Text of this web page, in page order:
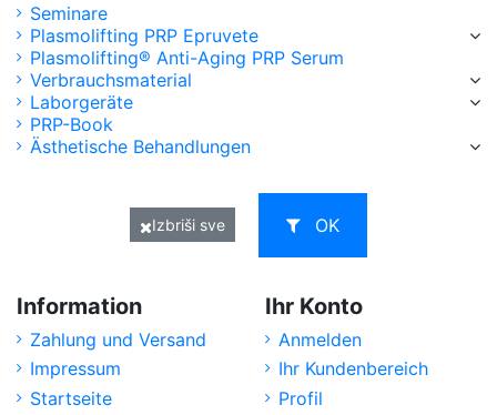
Seminare
Plasmolifting PRP Epruvete
Plasmolifting® Anti-Aging PRP Serum
Verbrauchsmaterial
Laborgeräte
PRP-Book
Ästhetische Behandlungen
Izbriši sve OK
Information
Zahlung und Versand
Impressum
Startseite
Ihr Konto
Anmelden
Ihr Kundenbereich
Profil